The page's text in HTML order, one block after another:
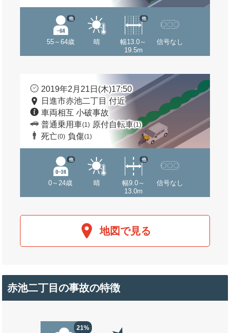
55～64歳
他
晴
幅13.0～
19.5m
他
信号なし
2019年2月21日(木)17:50
日進市赤池二丁目 付近
車両相互 小破事故
普通乗用車(1) 原付自転車(1)
死亡(0) 負傷(1)
0～24歳
他
晴
幅9.0～
13.0m
他
信号なし
地図で見る
赤池二丁目の事故の特徴
21%